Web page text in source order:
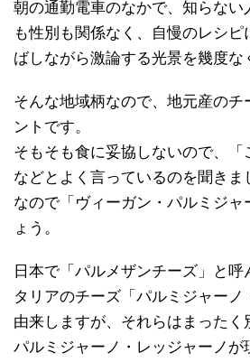
朝の通勤電車のなかで、知らない
も性別も関係なく、自慢のレシ
ばしながら激論する光景を幾度な
そんな地域柄なので、地元産のチ
ントです。
そもそも食に妥協しないので、「
などとよく言っているのを聞きま
なので「ヴィーガン・パルミジャ
ょう。
日本で「パルメザンチーズ」と呼
タリアのチーズ「パルミジャーノ
由来しますが、それらはまったく
パルミジャーノ・レッジャーノが